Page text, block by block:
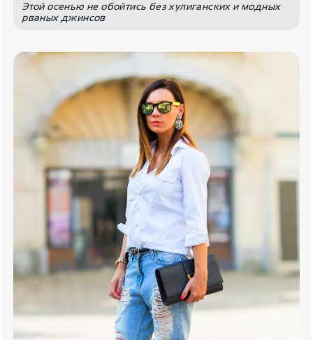
Этой осенью не обойтись без хулиганских и модных
рваных джинсов